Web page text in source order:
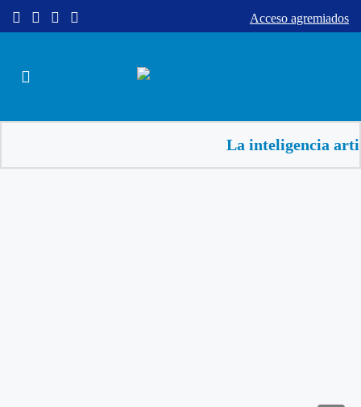
Acceso agremiados
La inteligencia artificial